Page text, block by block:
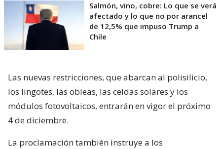
Salmón, vino, cobre: Lo que se verá
afectado y lo que no por arancel
de 12,5% que impuso Trump a
Chile
Las nuevas restricciones, que abarcan al polisilicio,
los lingotes, las obleas, las celdas solares y los
módulos fotovoltaicos, entrarán en vigor el próximo
4 de diciembre.
La proclamación también instruye a los